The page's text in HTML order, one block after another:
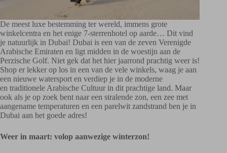
De meest luxe bestemming ter wereld, immens grote
winkelcentra en het enige 7-sterrenhotel op aarde… Dit vind
je natuurlijk in Dubai! Dubai is een van de zeven Verenigde
Arabische Emiraten en ligt midden in de woestijn aan de
Perzische Golf. Niet gek dat het hier jaarrond prachtig weer is!
Shop er lekker op los in een van de vele winkels, waag je aan
een nieuwe watersport en verdiep je in de moderne
en traditionele Arabische Cultuur in dit prachtige land. Maar
ook als je op zoek bent naar een stralende zon, een zee met
aangename temperaturen en een parelwit zandstrand ben je in
Dubai aan het goede adres!
Weer in maart: volop aanwezige winterzon!